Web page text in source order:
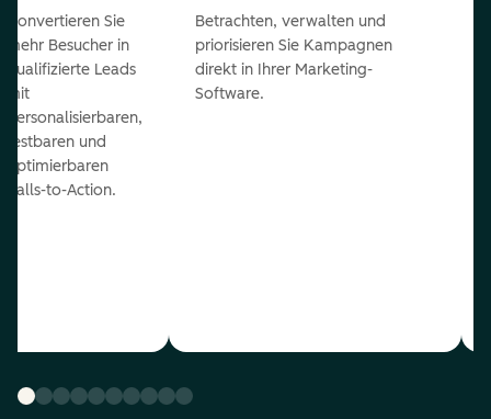
Konvertieren Sie
mehr Besucher in
qualifizierte Leads
mit
personalisierbaren,
testbaren und
optimierbaren
Calls-to-Action.
Betrachten, verwalten und
priorisieren Sie Kampagnen
direkt in Ihrer Marketing-
Software.